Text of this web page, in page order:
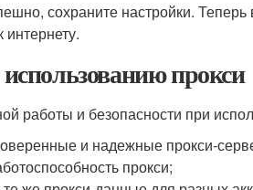
сохраните настройки.
прокси
работы и безопасности при
и надежные прокси-
прокси;